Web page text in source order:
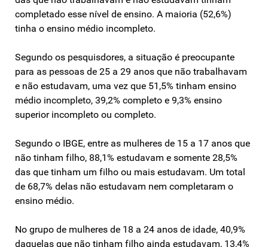
completado esse nível de ensino. A maioria (52,6%)
tinha o ensino médio incompleto.
Segundo os pesquisdores, a situação é preocupante
para as pessoas de 25 a 29 anos que não trabalhavam
e não estudavam, uma vez que 51,5% tinham ensino
médio incompleto, 39,2% completo e 9,3% ensino
superior incompleto ou completo.
Segundo o IBGE, entre as mulheres de 15 a 17 anos que
não tinham filho, 88,1% estudavam e somente 28,5%
das que tinham um filho ou mais estudavam. Um total
de 68,7% delas não estudavam nem completaram o
ensino médio.
No grupo de mulheres de 18 a 24 anos de idade, 40,9%
daquelas que não tinham filho ainda estudavam, 13,4%